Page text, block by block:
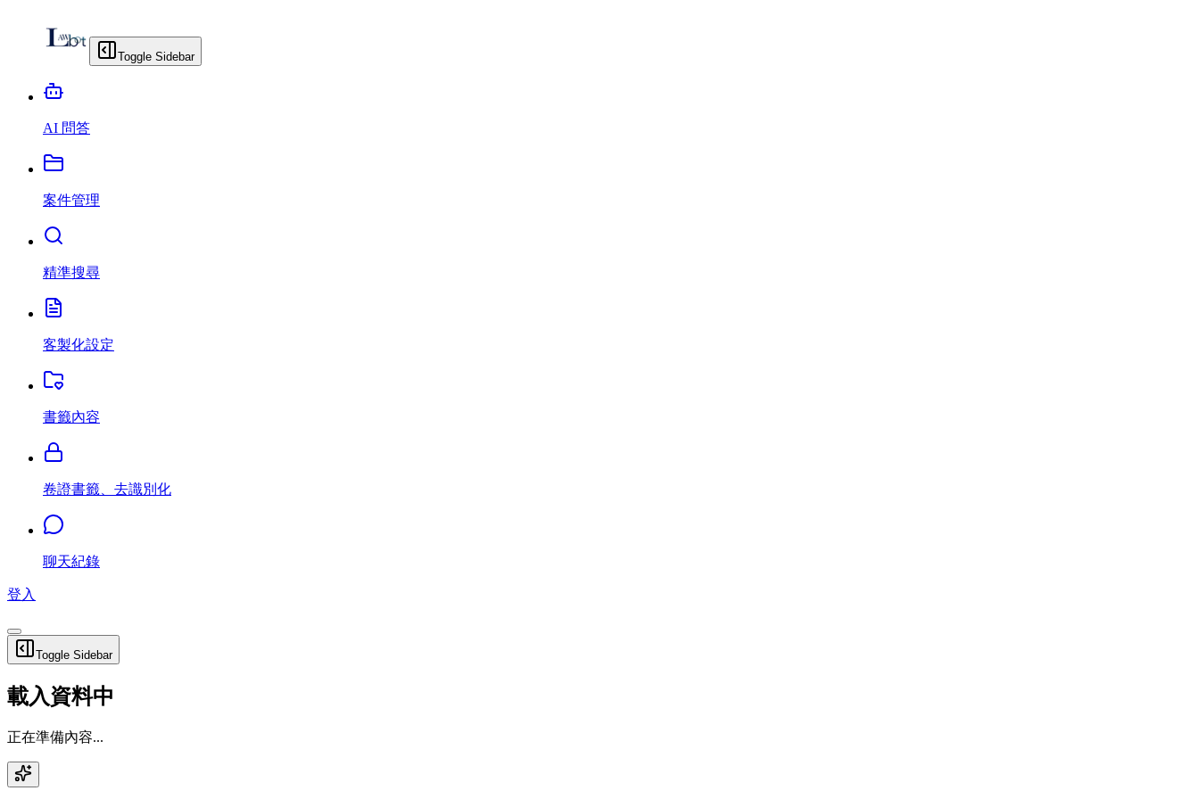
Toggle Sidebar
AI 問答
案件管理
精準搜尋
客製化設定
書籤內容
卷證書籤、去識別化
聊天紀錄
登入
Toggle Sidebar
載入資料中
正在準備內容...